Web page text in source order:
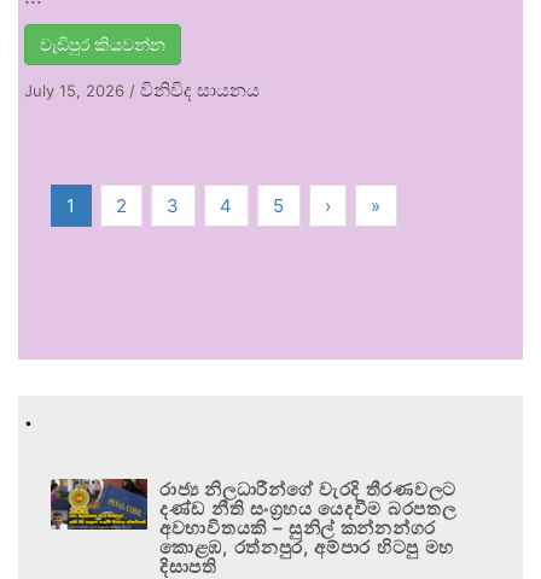
වැඩිපුර කියවන්න
July 15, 2026 / විනිවිද සායනය
1 2 3 4 5 › »
.
රාජ්‍ය නිලධාරීන්ගේ වැරදි තීරණවලට
දණ්ඩ නීති සංග්‍රහය යෙදවීම බරපතල
අවභාවිතයකි – සුනිල් කන්නන්ගර
කොළඹ, රත්නපුර, අම්පාර හිටපු මහ
දිසාපති